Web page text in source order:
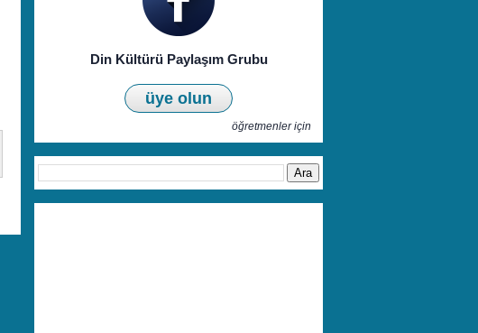
Din Kültürü Paylaşım Grubu
üye olun
öğretmenler için